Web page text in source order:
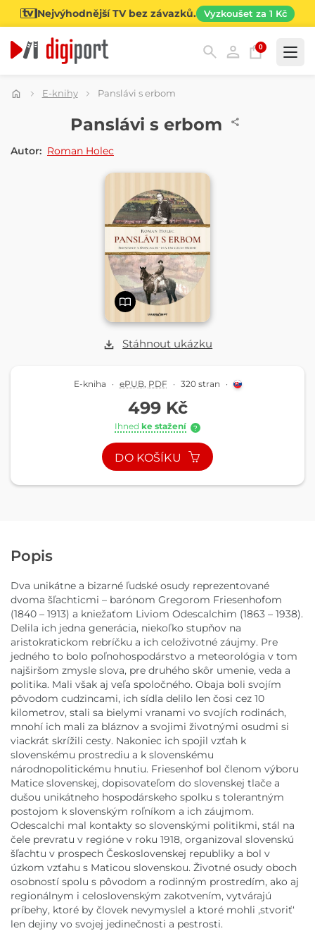
Nejvýhodnější TV bez závazků. Vyzkoušet za 1 Kč
0
Kategorie
E-knihy Panslávi s erbom
Stáhnout ukázku
Panslávi s erbom
Autor: Roman Holec
E-kniha · ePUB, PDF · 320 stran ·
499 Kč
Ihned ke stažení ?
DO KOŠÍKU
Popis
Dva unikátne a bizarné ľudské osudy reprezentované
dvoma šľachticmi – barónom Gregorom Friesenhofom
(1840 – 1913) a kniežaťom Liviom Odescalchim (1863 – 1938).
Delila ich jedna generácia, niekoľko stupňov na
aristokratickom rebríčku a ich celoživotné záujmy. Pre
jedného to bolo poľnohospodárstvo a meteorológia v tom
najširšom zmysle slova, pre druhého skôr umenie, veda a
politika. Mali však aj veľa spoločného. Obaja boli svojím
pôvodom cudzincami, ich sídla delilo len čosi cez 10
kilometrov, stali sa bielymi vranami vo svojích rodinách,
mnohí ich mali za bláznov a svojimi životnými osudmi si
viackrát skrížili cesty. Nakoniec ich spojil vzťah k
slovenskému prostrediu a k slovenskému
národnopolitickému hnutiu. Friesenhof bol členom výboru
Matice slovenskej, dopisovateľom do slovenskej tlače a
dušou unikátneho hospodárskeho spolku s tolerantným
postojom k slovenským roľníkom a ich záujmom.
Odescalchi mal kontakty so slovenskými politikmi, stál na
čele prevratu v regióne v roku 1918, organizoval slovenskú
šľachtu v prospech Československej republiky a bol v
úzkom vzťahu s Maticou slovenskou. Životné osudy oboch
osobností spolu s pôvodom a rodinným prostredím, ako aj
regionálnym i celoslovenským zakotvením, vytvárajú
príbehy, ktoré by človek nevymyslel a ktoré mohli ,stvoriť‘
len dejiny vo svojej jedinečnosti a pestrosti.